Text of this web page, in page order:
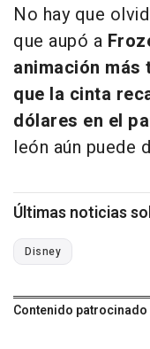
No hay que
que aupó a
animación más
que la cinta
dólares en el
león aún puede
Últimas noticias
Disney
Contenido patrocinado